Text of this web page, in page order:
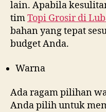
lain. Apabila
timTopi Grosir di
bahan yang tepat
budget Anda.
Warna
Ada ragam pilihan
Anda pilih untuk